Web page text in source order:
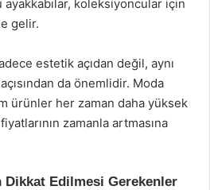
ayakkabılar, koleksiyoncular için
gelir.
estetik açıdan değil, aynı
da önemlidir. Moda
ürünler her zaman daha yüksek
zamanla artmasına
Dikkat Edilmesi Gerekenler